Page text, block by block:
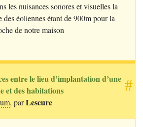
les nuisances sonores et visuelles la
des éoliennes étant de 900m pour la
de notre maison
#
entre le lieu d’implantation d’une
et des habitations
, parLescure